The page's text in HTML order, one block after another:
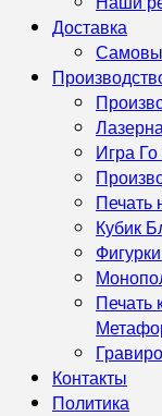
Доставка
Игра
Печать
Кубик
Печать
Контакты
Политика